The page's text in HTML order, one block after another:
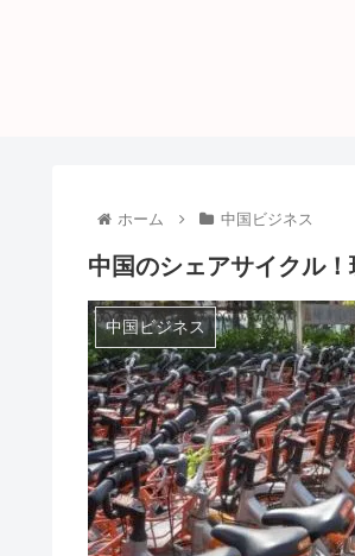
ホーム 中国ビジネス
中国のシェアサイクル
中国ビジネス